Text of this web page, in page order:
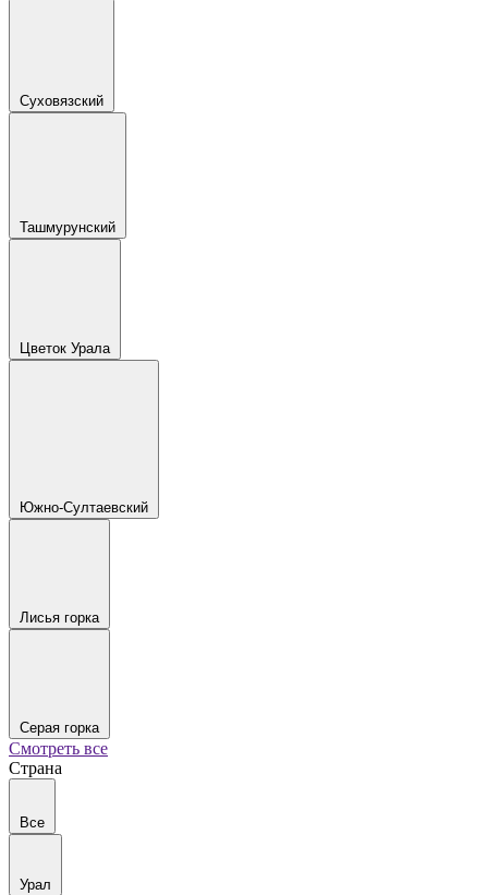
Суховязский
Ташмурунский
Цветок Урала
Южно-Султаевский
Лисья горка
Серая горка
Смотреть все
Страна
Все
Урал